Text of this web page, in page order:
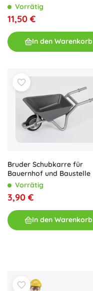
Vorrätig
11,50 €
In den Warenkorb
Bruder Schubkarre für
Bauernhof und Baustelle
Vorrätig
3,90 €
In den Warenkorb